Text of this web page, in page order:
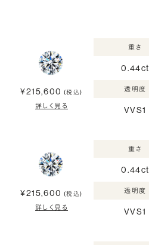
¥215,600 (税込)
詳しく見る
重さ
0.44ct
透明度
VVS1
¥215,600 (税込)
詳しく見る
重さ
0.44ct
透明度
VVS1